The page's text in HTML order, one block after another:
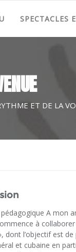
SPECTACLES
ET DE LA
A mon
à
dont l’objectif est
et cubaine en